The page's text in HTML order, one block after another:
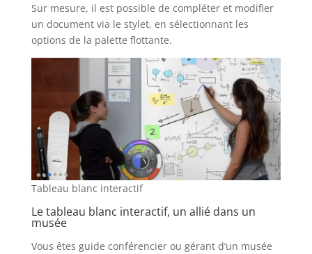
Sur mesure, il est possible de compléter et modifier
un document via le stylet, en sélectionnant les
options de la palette flottante.
Tableau blanc interactif
Le tableau blanc interactif, un allié dans un
musée
Vous êtes guide conférencier ou gérant d’un musée